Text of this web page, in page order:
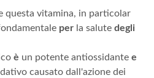
questa vitamina, in particolar
per la salute degli
è un potente antiossidante e
causato dall'azione dei